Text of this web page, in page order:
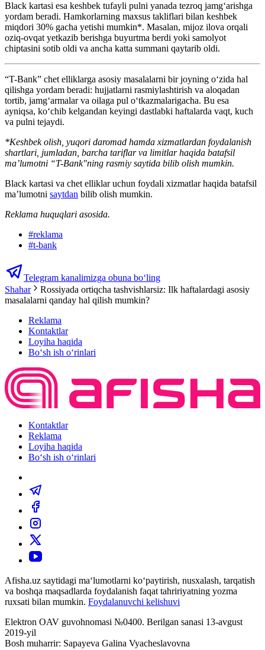
Black kartasi esa keshbek tufayli pulni yanada tezroq jamg‘arishga
yordam beradi. Hamkorlarning maxsus takliflari bilan keshbek
miqdori 30% gacha yetishi mumkin*. Masalan, mijoz ilova orqali
oziq-ovqat yetkazib berishga buyurtma berdi yoki samolyot
chiptasini sotib oldi va ancha katta summani qaytarib oldi.
“T-Bank” chet elliklarga asosiy masalalarni bir joyning o‘zida hal
qilishga yordam beradi: hujjatlarni rasmiylashtirish va aloqadan
tortib, jamg‘armalar va oilaga pul o‘tkazmalarigacha. Bu esa
ayniqsa, ko‘chib kelgandan keyingi dastlabki haftalarda vaqt, kuch
va pulni tejaydi.
*Keshbek olish, yuqori daromad hamda xizmatlardan foydalanish
shartlari, jumladan, barcha tariflar va limitlar haqida batafsil
ma’lumotni “T-Bank"ning rasmiy saytida bilib olish mumkin.
Black kartasi va chet elliklar uchun foydali xizmatlar haqida batafsil
ma’lumotni saytdan bilib olish mumkin.
Reklama huquqlari asosida.
#reklama
#t-bank
Telegram kanalimizga obuna bo‘ling
Shahar
Rossiyada ortiqcha tashvishlarsiz: Ilk haftalardagi asosiy
masalalarni qanday hal qilish mumkin?
Reklama
Kontaktlar
Loyiha haqida
Bo‘sh ish o‘rinlari
Kontaktlar
Reklama
Loyiha haqida
Bo‘sh ish o‘rinlari
Afisha.uz saytidagi ma‘lumotlarni ko‘paytirish, nusxalash, tarqatish
va boshqa maqsadlarda foydalanish faqat tahririyatning yozma
ruxsati bilan mumkin. Foydalanuvchi kelishuvi
Elektron OAV guvohnomasi №0400. Berilgan sanasi 13-avgust
2019-yil
Bosh muharrir: Sapayeva Galina Vyacheslavovna